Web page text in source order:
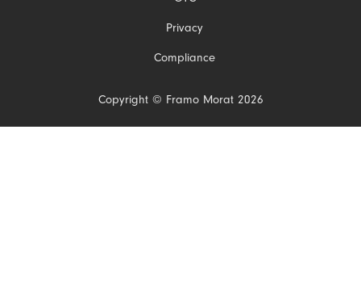
Copyright © Framo Morat 2026
Privacy
Compliance